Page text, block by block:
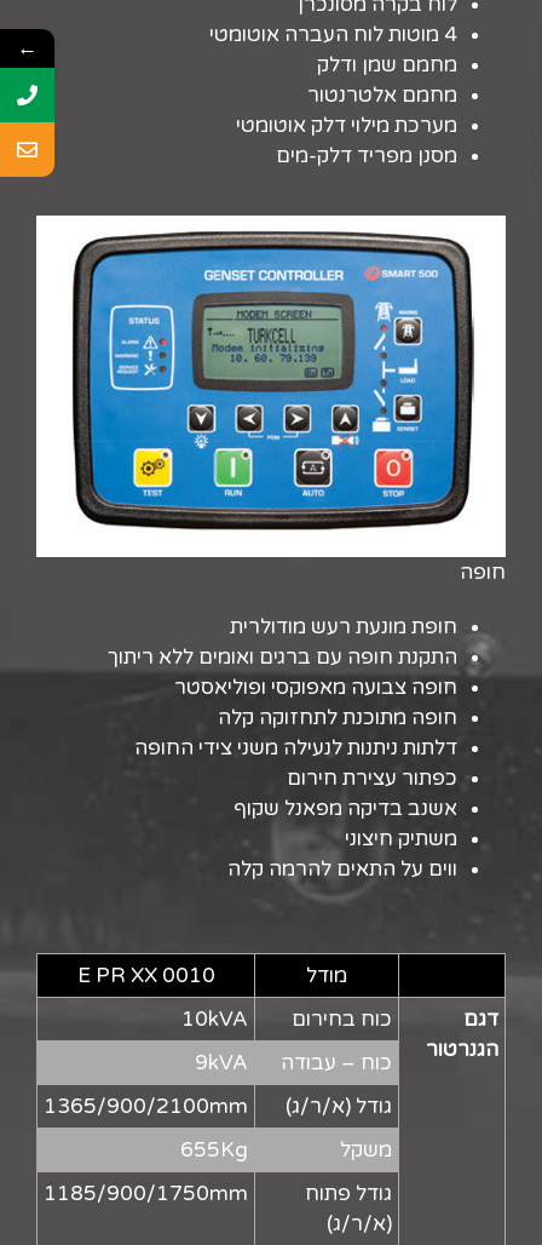
4 מוטות לוח העברה אוטומטי
מחמם שמן ודלק
מחמם אלטרנטור
מערכת מילוי דלק אוטומטי
מסנן מפריד דלק-מים
חופה
חופת מונעת רעש מודולרית
התקנת חופה עם ברגים ואומים ללא ריתוך
חופה צבועה מאפוקסי ופוליאסטר
חופה מתוכנת לתחזוקה קלה
דלתות ניתנות לנעילה משני צידי החופה
כפתור עצירת חירום
אשנב בדיקה מפאנל שקוף
משתיק חיצוני
ווים על התאים להרמה קלה
מודל
E PR XX 0010
דגם
הגנרטור
כוח בחירום
10kVA
כוח – עבודה
9kVA
גודל (א/ר/ג)
1365/900/2100mm
משקל
655Kg
גודל פתוח
(א/ר/ג)
1185/900/1750mm
←